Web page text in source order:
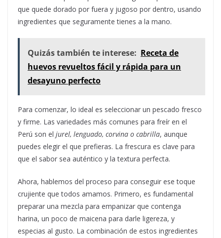
que quede dorado por fuera y jugoso por dentro, usando
ingredientes que seguramente tienes a la mano.
Quizás también te interese: Receta de
huevos revueltos fácil y rápida para un
desayuno perfecto
Para comenzar, lo ideal es seleccionar un pescado fresco
y firme. Las variedades más comunes para freír en el
Perú son el jurel, lenguado, corvina o cabrilla, aunque
puedes elegir el que prefieras. La frescura es clave para
que el sabor sea auténtico y la textura perfecta.
Ahora, hablemos del proceso para conseguir ese toque
crujiente que todos amamos. Primero, es fundamental
preparar una mezcla para empanizar que contenga
harina, un poco de maicena para darle ligereza, y
especias al gusto. La combinación de estos ingredientes